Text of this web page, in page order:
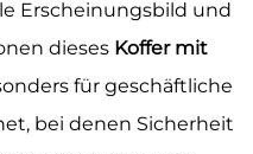
Erscheinungsbild und
dieses Koffer mit
für geschäftliche
bei denen Sicherheit